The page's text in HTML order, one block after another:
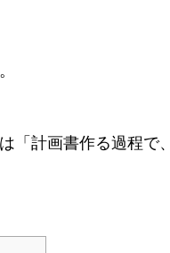
「計画書作る過程で、